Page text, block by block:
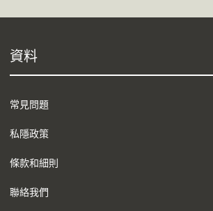
資料
常見問題
私隱政策
條款和細則
聯絡我們